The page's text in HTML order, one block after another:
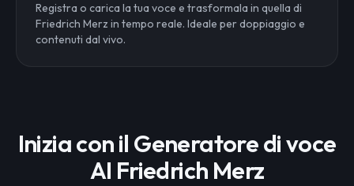
Registra o carica la tua voce e trasformala in quella di
Friedrich Merz in tempo reale. Ideale per doppiaggio e
contenuti dal vivo.
Inizia con il Generatore di voce
AI Friedrich Merz